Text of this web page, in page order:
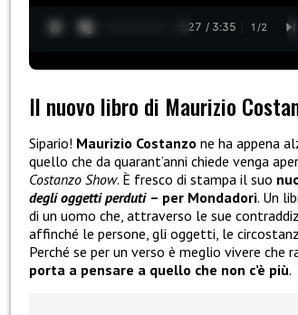
0:28 / 3:35 1 /2
Il nuovo libro di Maurizio
Sipario! Maurizio Costanzo ne ha appena
quello che da quarant’anni chiede venga
Costanzo Show. È fresco di stampa il suo
degli oggetti perduti – per Mondadori. Un
di un uomo che, attraverso le sue
affinché le persone, gli oggetti, le
Perché se per un verso è meglio vivere che
porta a pensare a quello che non c’è più.